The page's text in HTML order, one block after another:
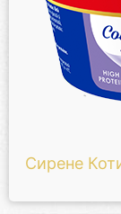
Сирене